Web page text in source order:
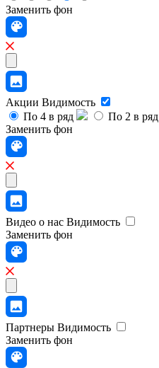
Заменить фон
Акции Видимость
По 4 в ряд
По 2 в ряд
Заменить фон
Видео о нас Видимость
Заменить фон
Партнеры Видимость
Заменить фон